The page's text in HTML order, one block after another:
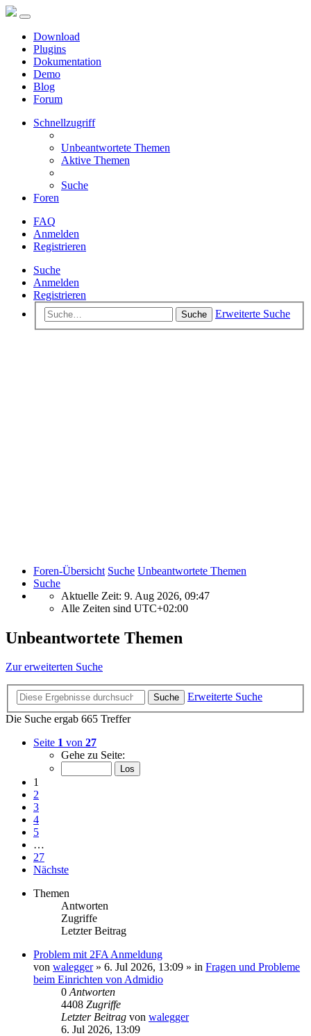
Download
Plugins
Dokumentation
Demo
Blog
Forum
Schnellzugriff
Unbeantwortete Themen
Aktive Themen
Suche
Foren
FAQ
Anmelden
Registrieren
Suche
Anmelden
Registrieren
Suche Erweiterte Suche
Foren-Übersicht Suche Unbeantwortete Themen
Suche
Aktuelle Zeit: 9. Aug 2026, 09:47
Alle Zeiten sind UTC+02:00
Unbeantwortete Themen
Zur erweiterten Suche
Suche
Erweiterte Suche
Die Suche ergab 665 Treffer
Seite 1 von 27
Gehe zu Seite:
1
2
3
4
5
…
27
Nächste
Themen
Antworten
Zugriffe
Letzter Beitrag
Problem mit 2FA Anmeldung
von walegger» 6. Jul 2026, 13:09 » in Fragen und Probleme
beim Einrichten von Admidio
0 Antworten
4408 Zugriffe
Letzter Beitrag von walegger
6. Jul 2026, 13:09